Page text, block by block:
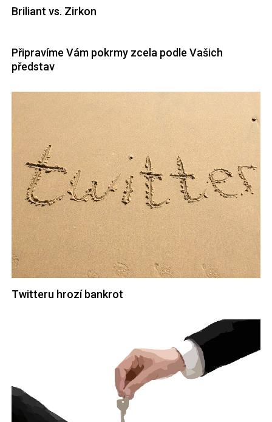
Briliant vs. Zirkon
Připravíme Vám pokrmy zcela podle Vašich
představ
Twitteru hrozí bankrot